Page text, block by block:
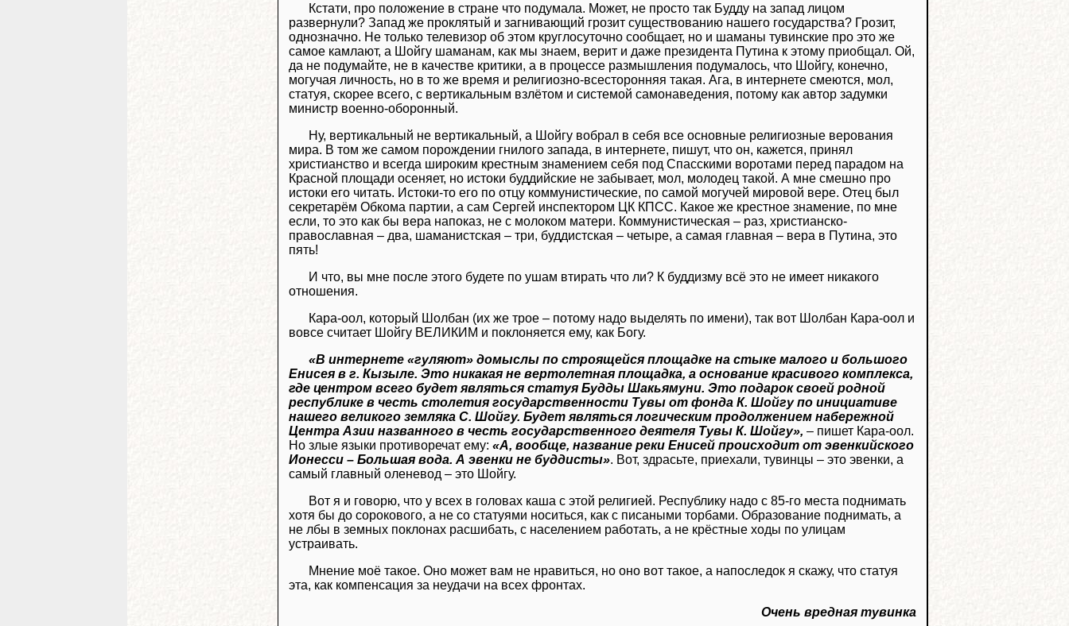
Кстати, про положение в стране что подумала. Может, не просто так Будду на запад лицом
развернули? Запад же проклятый и загнивающий грозит существованию нашего государства? Грозит,
однозначно. Не только телевизор об этом круглосуточно сообщает, но и шаманы тувинские про это же
самое камлают, а Шойгу шаманам, как мы знаем, верит и даже президента Путина к этому приобщал. Ой,
да не подумайте, не в качестве критики, а в процессе размышления подумалось, что Шойгу, конечно,
могучая личность, но в то же время и религиозно-всесторонняя такая. Ага, в интернете смеются, мол,
статуя, скорее всего, с вертикальным взлётом и системой самонаведения, потому как автор задумки
министр военно-оборонный.
Ну, вертикальный не вертикальный, а Шойгу вобрал в себя все основные религиозные верования
мира. В том же самом порождении гнилого запада, в интернете, пишут, что он, кажется, принял
христианство и всегда широким крестным знамением себя под Спасскими воротами перед парадом на
Красной площади осеняет, но истоки буддийские не забывает, мол, молодец такой. А мне смешно про
истоки его читать. Истоки-то его по отцу коммунистические, по самой могучей мировой вере. Отец был
секретарём Обкома партии, а сам Сергей инспектором ЦК КПСС. Какое же крестное знамение, по мне
если, то это как бы вера напоказ, не с молоком матери. Коммунистическая – раз, христианско-
православная – два, шаманистская – три, буддистская – четыре, а самая главная – вера в Путина, это
пять!
И что, вы мне после этого будете по ушам втирать что ли? К буддизму всё это не имеет никакого
отношения.
Кара-оол, который Шолбан (их же трое – потому надо выделять по имени), так вот Шолбан Кара-оол и
вовсе считает Шойгу ВЕЛИКИМ и поклоняется ему, как Богу.
«В интернете «гуляют» домыслы по строящейся площадке на стыке малого и большого
Енисея в г. Кызыле. Это никакая не вертолетная площадка, а основание красивого комплекса,
где центром всего будет являться статуя Будды Шакьямуни. Это подарок своей родной
республике в честь столетия государственности Тувы от фонда К. Шойгу по инициативе
нашего великого земляка С. Шойгу. Будет являться логическим продолжением набережной
Центра Азии названного в честь государственного деятеля Тувы К. Шойгу», – пишет Кара-оол.
Но злые языки противоречат ему: «А, вообще, название реки Енисей происходит от эвенкийского
Ионесси – Большая вода. А эвенки не буддисты». Вот, здрасьте, приехали, тувинцы – это эвенки, а
самый главный оленевод – это Шойгу.
Вот я и говорю, что у всех в головах каша с этой религией. Республику надо с 85-го места поднимать
хотя бы до сорокового, а не со статуями носиться, как с писаными торбами. Образование поднимать, а
не лбы в земных поклонах расшибать, с населением работать, а не крёстные ходы по улицам
устраивать.
Мнение моё такое. Оно может вам не нравиться, но оно вот такое, а напоследок я скажу, что статуя
эта, как компенсация за неудачи на всех фронтах.
Очень вредная тувинка